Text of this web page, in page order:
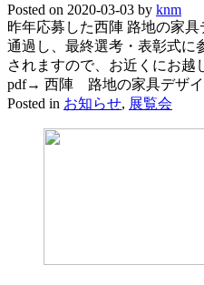
Posted on 2020-03-03 by knm
昨年応募した西陣 路地の家
通過し、最終選考・表彰式に
されますので、お近くにお越
pdf→ 西陣 路地の家具デザ
Posted in お知らせ, 展覧会